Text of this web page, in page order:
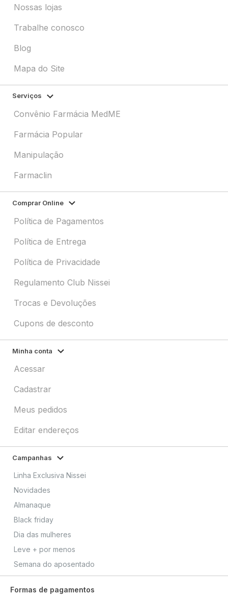
Nossas lojas
Trabalhe conosco
Blog
Mapa do Site
Serviços
Convênio Farmácia MedME
Farmácia Popular
Manipulação
Farmaclin
Comprar Online
Política de Pagamentos
Política de Entrega
Política de Privacidade
Regulamento Club Nissei
Trocas e Devoluções
Cupons de desconto
Minha conta
Acessar
Cadastrar
Meus pedidos
Editar endereços
Campanhas
Linha Exclusiva Nissei
Novidades
Almanaque
Black friday
Dia das mulheres
Leve + por menos
Semana do aposentado
Formas de pagamentos